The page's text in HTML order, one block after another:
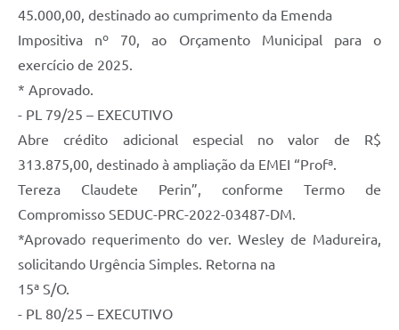
Arquivos para Download
Galeria de Vídeos
Projetos
Planejamento
Editais
Links
Serviços Online
Telefones Úteis
45.000,00, destinado ao cumprimento da Emenda
Impositiva nº 70, ao Orçamento Municipal para o
exercício de 2025.
* Aprovado.
- PL 79/25 – EXECUTIVO
Abre crédito adicional especial no valor de R$
313.875,00, destinado à ampliação da EMEI “Profª.
Tereza Claudete Perin”, conforme Termo de
Compromisso SEDUC-PRC-2022-03487-DM.
*Aprovado requerimento do ver. Wesley de Madureira,
solicitando Urgência Simples. Retorna na
15ª S/O.
- PL 80/25 – EXECUTIVO